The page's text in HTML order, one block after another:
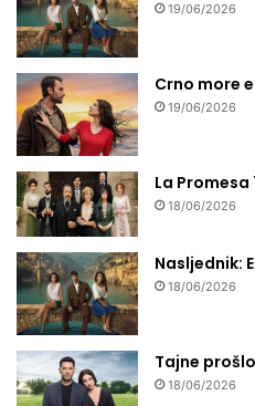
19/06/2026
Crno more
19/06/2026
La Promesa
18/06/2026
Nasljednik:
18/06/2026
Tajne
18/06/2026